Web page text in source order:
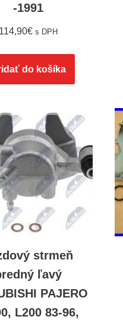
-1991
114,90€ s DPH
do košíka
strmeň
ľavý
PAJERO
L200 83-96,